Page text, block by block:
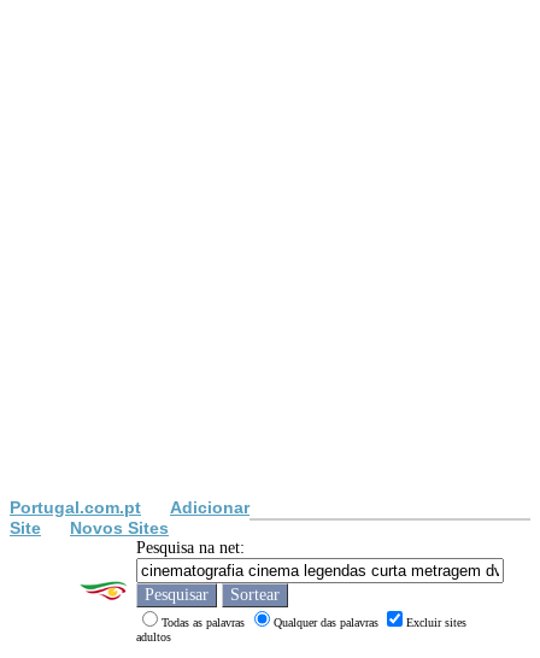
Portugal.com.pt
Adicionar
Site
Novos Sites
Pesquisa na net:
Todas as palavras Qualquer das palavras
Excluir sites
adultos